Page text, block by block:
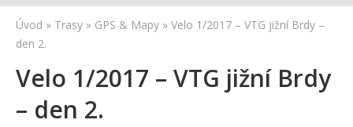
Úvod » Trasy » GPS & Mapy » Velo 1/2017 – VTG jižní Brdy –
den 2.
Velo 1/2017 – VTG jižní Brdy
– den 2.